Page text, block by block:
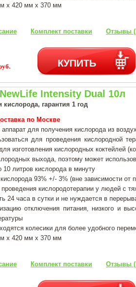
х 420 мм х 370 мм
Комплект поставки Отзывы
КУПИТЬ
Intensity Dual 10л
гарантия 1 год
по Москве
для получения кислорода из
для проведения кислородной
изготовления кислородных коктейлей
выхода, поэтому может
10 литров кислорода в минуту
93% +/- 3% (вне зависимости от
кислородотерапии у людей с
24 часа в сутки и не нуждается в
отключения питания, низкого и
колесики для более удобного
х 420 мм х 370 мм
Комплект поставки Отзывы